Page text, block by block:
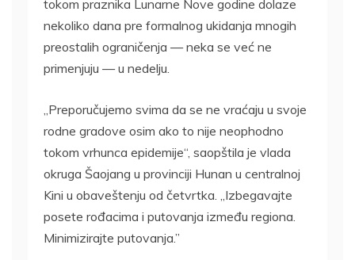
tokom praznika Lunarne Nove godine dolaze
nekoliko dana pre formalnog ukidanja mnogih
preostalih ograničenja — neka se već ne
primenjuju — u nedelju.
„Preporučujemo svima da se ne vraćaju u svoje
rodne gradove osim ako to nije neophodno
tokom vrhunca epidemije“, saopštila je vlada
okruga Šaojang u provinciji Hunan u centralnoj
Kini u obaveštenju od četvrtka. „Izbegavajte
posete rođacima i putovanja između regiona.
Minimizirajte putovanja.”